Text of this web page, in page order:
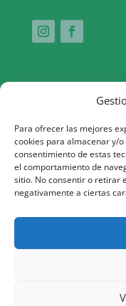
Para ofrecer las mejores
cookies para almacenar y/
consentimiento de estas
el comportamiento de
sitio. No consentir o retirar
negativamente a ciertas
Aquesta actuació
Públic d’Ocupació de
Social Europeu com a